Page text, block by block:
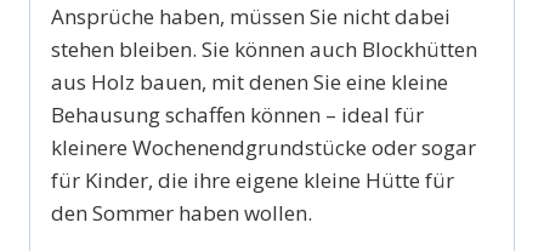
Ansprüche haben, müssen Sie nicht dabei
stehen bleiben. Sie können auch Blockhütten
aus Holz bauen, mit denen Sie eine kleine
Behausung schaffen können – ideal für
kleinere Wochenendgrundstücke oder sogar
für Kinder, die ihre eigene kleine Hütte für
den Sommer haben wollen.